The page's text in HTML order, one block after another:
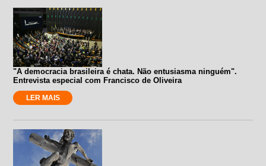
"A democracia brasileira é chata. Não entusiasma ninguém".
Entrevista especial com Francisco de Oliveira
LER MAIS